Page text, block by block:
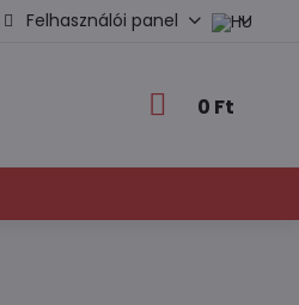
Felhasználói panel
0 Ft